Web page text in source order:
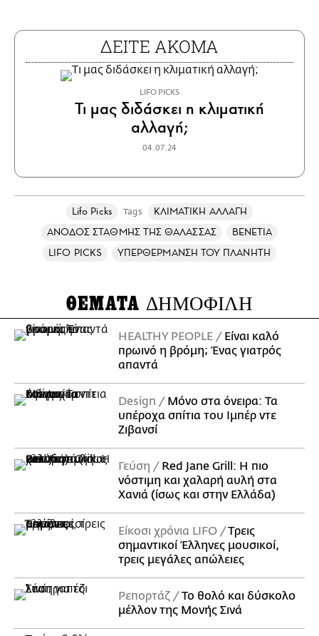
ΔΕΙΤΕ ΑΚΟΜΑ
LIFO PICKS
Τι μας διδάσκει η κλιματική
αλλαγή;
04.07.24
Lifo Picks Tags
ΚΛΙΜΑΤΙΚΗ ΑΛΛΑΓΗ
ΑΝΟΔΟΣ ΣΤΑΘΜΗΣ ΤΗΣ ΘΑΛΑΣΣΑΣ
ΒΕΝΕΤΙΑ
LIFO PICKS
ΥΠΕΡΘΕΡΜΑΝΣΗ ΤΟΥ ΠΛΑΝΗΤΗ
ΘΕΜΑΤΑ ΔΗΜΟΦΙΛΗ
HEALTHY PEOPLE
Είναι καλό
πρωινό η βρόμη; Ένας γιατρός
απαντά
Design
Μόνο στα όνειρα: Τα
υπέροχα σπίτια του Ιμπέρ ντε
Ζιβανσί
Γεύση
Red Jane Grill: Η πιο
νόστιμη και χαλαρή αυλή στα
Χανιά (ίσως και στην Ελλάδα)
Είκοσι χρόνια LIFO
Tρεις
σημαντικοί Έλληνες μουσικοί,
τρεις μεγάλες απώλειες
Ρεπορτάζ
Το θολό και δύσκολο
μέλλον της Μονής Σινά